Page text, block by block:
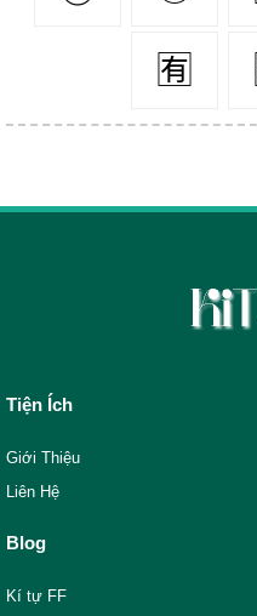
🈶
Tiện Ích
Giới Thiệu
Liên Hệ
Blog
Kí tự FF